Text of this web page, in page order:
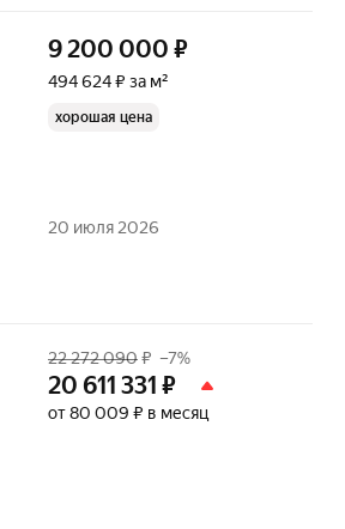
9 200 000 ₽
494 624 ₽ за м²
хорошая цена
20 июля 2026
22 272 090₽ –7%
20 611 331 ₽
от 80 009 ₽ в месяц